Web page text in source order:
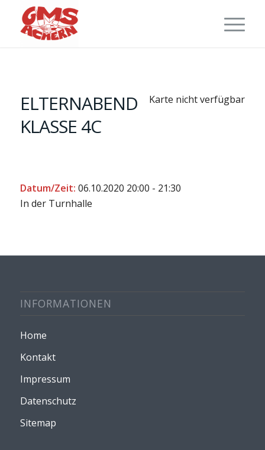
Karte nicht verfügbar
ELTERNABEND
KLASSE 4C
Datum/Zeit: 06.10.2020 20:00 - 21:30
In der Turnhalle
INFORMATIONEN
Home
Kontakt
Impressum
Datenschutz
Sitemap